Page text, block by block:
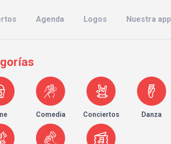
Agenda Logos Nuestra app
Comedia Conciertos Danza